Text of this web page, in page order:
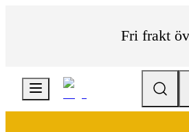
Fri frakt